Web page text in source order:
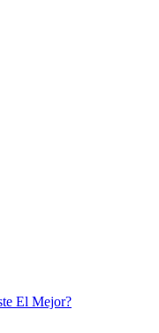
El Mejor?